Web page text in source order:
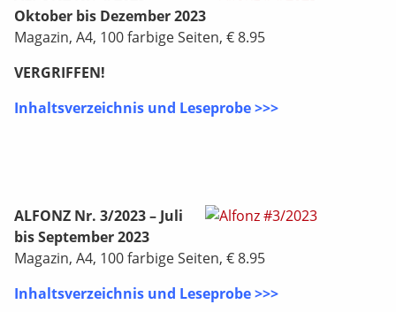
Oktober bis Dezember 2023
Magazin, A4, 100 farbige Seiten, € 8.95
VERGRIFFEN!
Inhaltsverzeichnis und Leseprobe >>>
ALFONZ Nr. 3/2023 – Juli
bis September 2023
Magazin, A4, 100 farbige Seiten, € 8.95
Inhaltsverzeichnis und Leseprobe >>>